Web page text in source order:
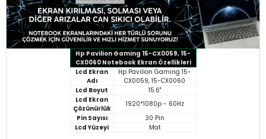
Hp Pavilion Gaming 15-CX0059, 15-
CX0060 Notebook Ekran Özellikleri
Lcd Ekran
Adı
Hp Pavilion Gaming 15-
CX0059, 15-CX0060
Lcd Boyut
15.6"
Lcd Ekran
Çözünürlük
1920*1080p - 60Hz
Pin Sayısı
30 Pin
Lcd Yüzeyi
Mat